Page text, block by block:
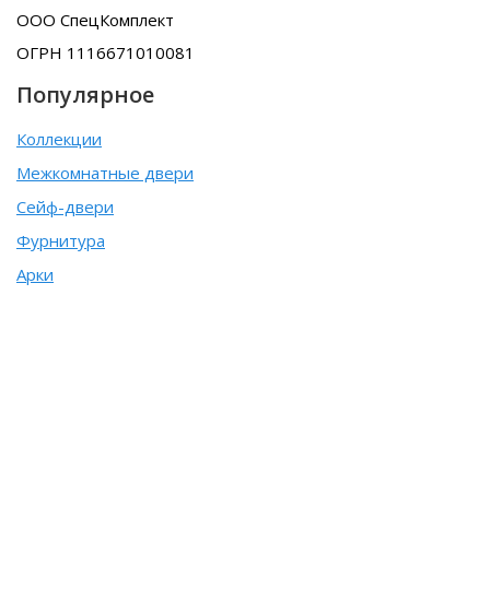
ООО СпецКомплект
ОГРН 1116671010081
Популярное
Коллекции
Межкомнатные двери
Сейф-двери
Фурнитура
Арки